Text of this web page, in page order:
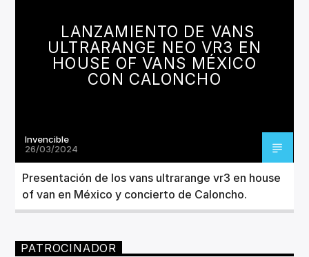
TÍTULO
ARTISTA
Invencible Radio
LANZAMIENTO DE VANS
ULTRARANGE NEO VR3 EN
HOUSE OF VANS MÉXICO
CON CALONCHO
Invencible
26/03/2024
Presentación de los vans ultrarange vr3 en house
of van en México y concierto de Caloncho.
PATROCINADOR